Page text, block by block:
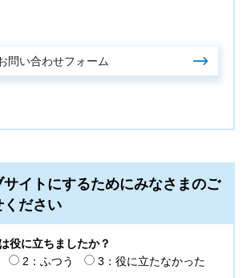
サイトにするためにみなさまのご
ください
役に立ちましたか？
2：ふつう
3：役に立たなかった